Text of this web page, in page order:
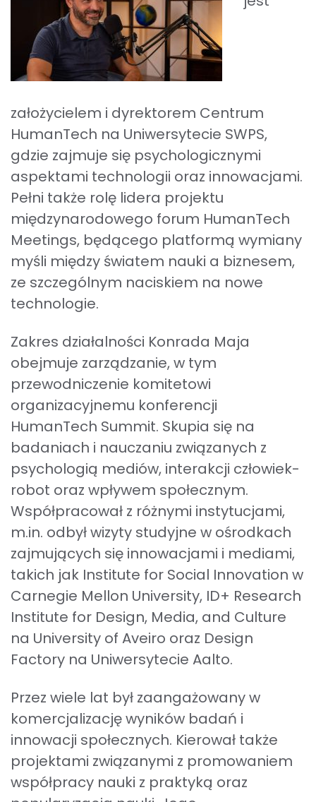
założycielem i dyrektorem Centrum
HumanTech na Uniwersytecie SWPS,
gdzie zajmuje się psychologicznymi
aspektami technologii oraz innowacjami.
Pełni także rolę lidera projektu
międzynarodowego forum HumanTech
Meetings, będącego platformą wymiany
myśli między światem nauki a biznesem,
ze szczególnym naciskiem na nowe
technologie.
Zakres działalności Konrada Maja
obejmuje zarządzanie, w tym
przewodniczenie komitetowi
organizacyjnemu konferencji
HumanTech Summit. Skupia się na
badaniach i nauczaniu związanych z
psychologią mediów, interakcji człowiek-
robot oraz wpływem społecznym.
Współpracował z różnymi instytucjami,
m.in. odbył wizyty studyjne w ośrodkach
zajmujących się innowacjami i mediami,
takich jak Institute for Social Innovation w
Carnegie Mellon University, ID+ Research
Institute for Design, Media, and Culture
na University of Aveiro oraz Design
Factory na Uniwersytecie Aalto.
Przez wiele lat był zaangażowany w
komercjalizację wyników badań i
innowacji społecznych. Kierował także
projektami związanymi z promowaniem
współpracy nauki z praktyką oraz